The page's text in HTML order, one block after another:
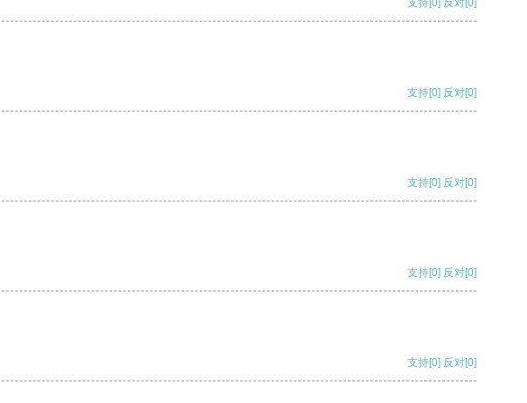
支持[0] 反对[0]
支持[0] 反对[0]
支持[0] 反对[0]
支持[0] 反对[0]
支持[0] 反对[0]